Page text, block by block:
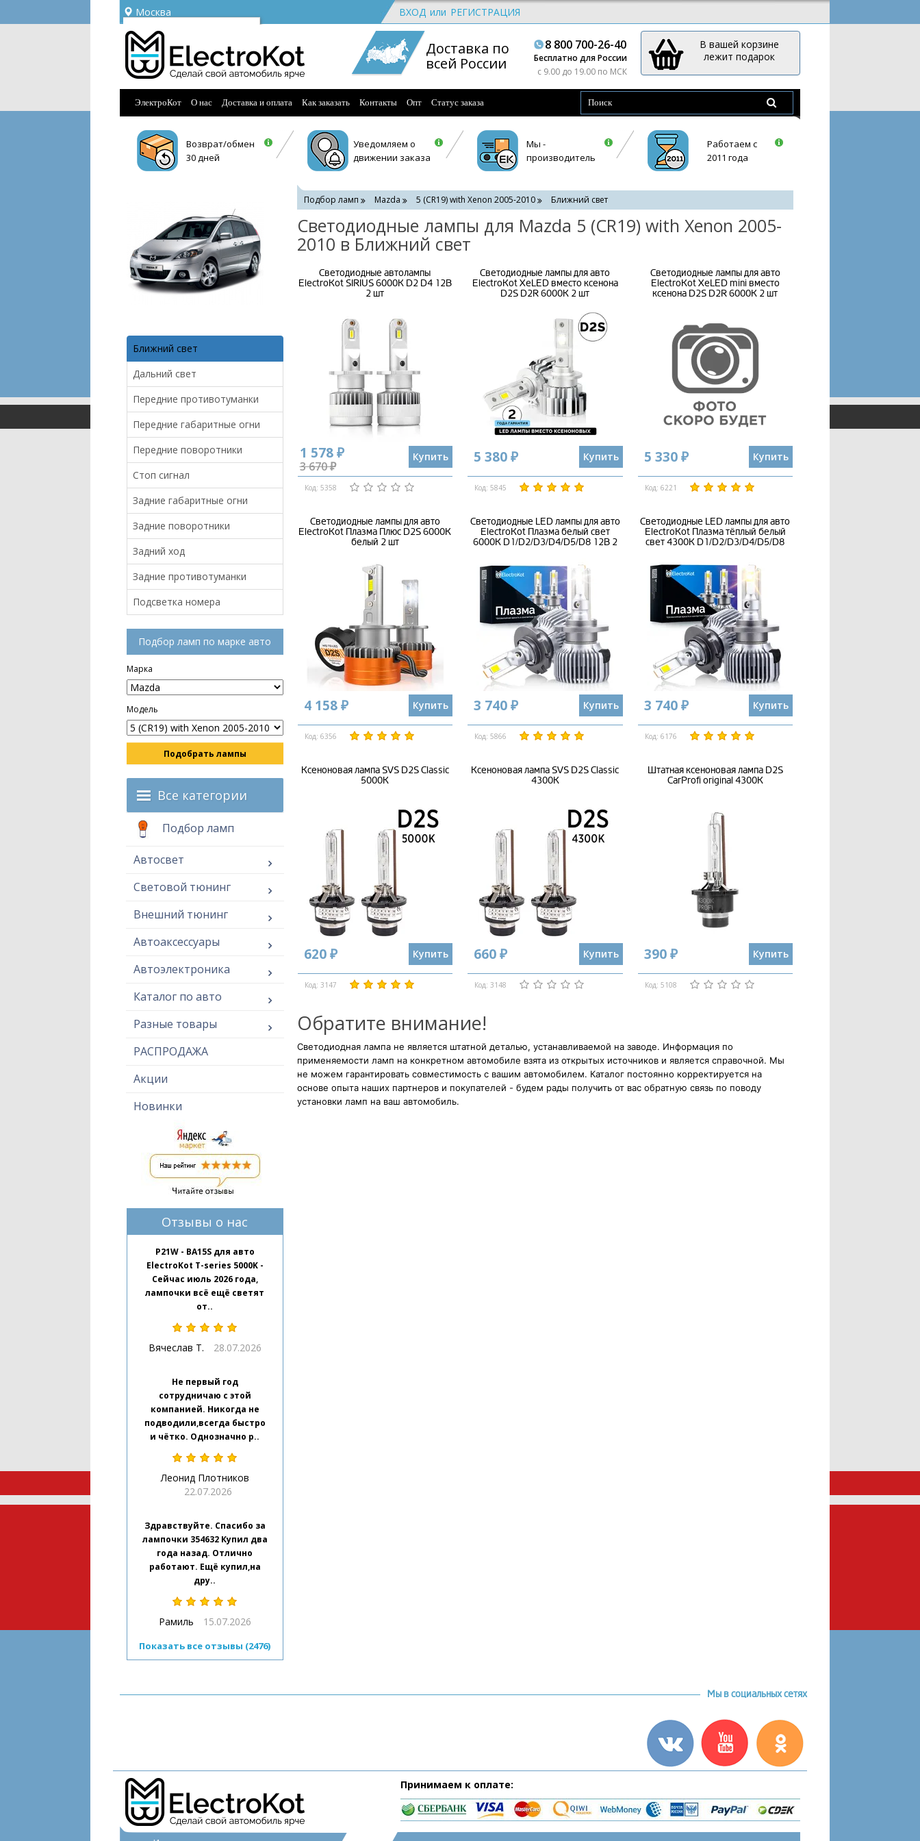
Москва
Ваш город —
Угадали?
ВХОД или РЕГИСТРАЦИЯ
Доставка по
всей России
8 800 700-26-40
Бесплатно для России
c 9.00 до 19.00 по МСК
В вашей корзине
лежит подарок
ЭлектроКот О нас Доставка и оплата Как заказать Контакты Опт Статус заказа
Возврат/обмен
30 дней
Уведомляем о
движении заказа
Мы -
производитель
Работаем с
2011 года
Ближний свет
Дальний свет
Передние противотуманки
Передние габаритные огни
Передние поворотники
Стоп сигнал
Задние габаритные огни
Задние поворотники
Задний ход
Задние противотуманки
Подсветка номера
Подбор ламп по марке авто
Марка
Модель
Подобрать лампы
Все категории
Подбор ламп
Автосвет
Световой тюнинг
Внешний тюнинг
Автоаксессуары
Автоэлектроника
Каталог по авто
Разные товары
РАСПРОДАЖА
Акции
Новинки
Отзывы о нас
P21W - BA15S для авто
ElectroKot T-series 5000K -
Сейчас июль 2026 года,
лампочки всё ещё светят
от..
Вячеслав Т. 28.07.2026
Не первый год
сотрудничаю с этой
компанией. Никогда не
подводили,всегда быстро
и чётко. Однозначно р..
Леонид Плотников
22.07.2026
Здравствуйте. Спасибо за
лампочки 354632 Купил два
года назад. Отлично
работают. Ещё купил,на
дру..
Рамиль 15.07.2026
Показать все отзывы (2476)
Подбор ламп Mazda 5 (CR19) with Xenon 2005-2010 Ближний свет
Светодиодные лампы для Mazda 5 (CR19) with Xenon 2005-
2010 в Ближний свет
Светодиодные автолампы
ElectroKot SIRIUS 6000K D2 D4 12В
2 шт
1 578 ₽
3 670 ₽
Купить
Код: 5358
Светодиодные лампы для авто
ElectroKot XeLED вместо ксенона
D2S D2R 6000K 2 шт
5 380 ₽ Купить
Код: 5845
Светодиодные лампы для авто
ElectroKot XeLED mini вместо
ксенона D2S D2R 6000K 2 шт
5 330 ₽ Купить
Код: 6221
Светодиодные лампы для авто
ElectroKot Плазма Плюс D2S 6000K
белый 2 шт
4 158 ₽ Купить
Код: 6356
Светодиодные LED лампы для авто
ElectroKot Плазма белый свет
6000K D1/D2/D3/D4/D5/D8 12В 2
3 740 ₽ Купить
Код: 5866
Светодиодные LED лампы для авто
ElectroKot Плазма тёплый белый
свет 4300K D1/D2/D3/D4/D5/D8
3 740 ₽ Купить
Код: 6176
Ксеноновая лампа SVS D2S Classic
5000K
620 ₽ Купить
Код: 3147
Ксеноновая лампа SVS D2S Classic
4300K
660 ₽ Купить
Код: 3148
Штатная ксеноновая лампа D2S
CarProfi original 4300K
390 ₽ Купить
Код: 5108
Обратите внимание!
Светодиодная лампа не является штатной деталью, устанавливаемой на заводе. Информация по
применяемости ламп на конкретном автомобиле взята из открытых источников и является справочной. Мы
не можем гарантировать совместимость с вашим автомобилем. Каталог постоянно корректируется на
основе опыта наших партнеров и покупателей - будем рады получить от вас обратную связь по поводу
установки ламп на ваш автомобиль.
Мы в социальных сетях
Принимаем к оплате: